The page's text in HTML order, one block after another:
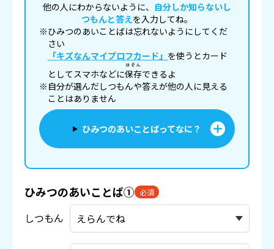
他の人にわからないように、 自分しか知らないし
つもんと答えを入力してね。
※ひみつのあいことばは忘れないようにしてくだ
さい
「キズなんマイプロフカード」 を使うとカード
としてスマホなどに保存
ほぞん
できるよ
※自分が選んだしつもんや答えが他の人に見える
ことはありません
ひみつのあいことばってなに？
ひみつのあいことば① 必須
しつもん